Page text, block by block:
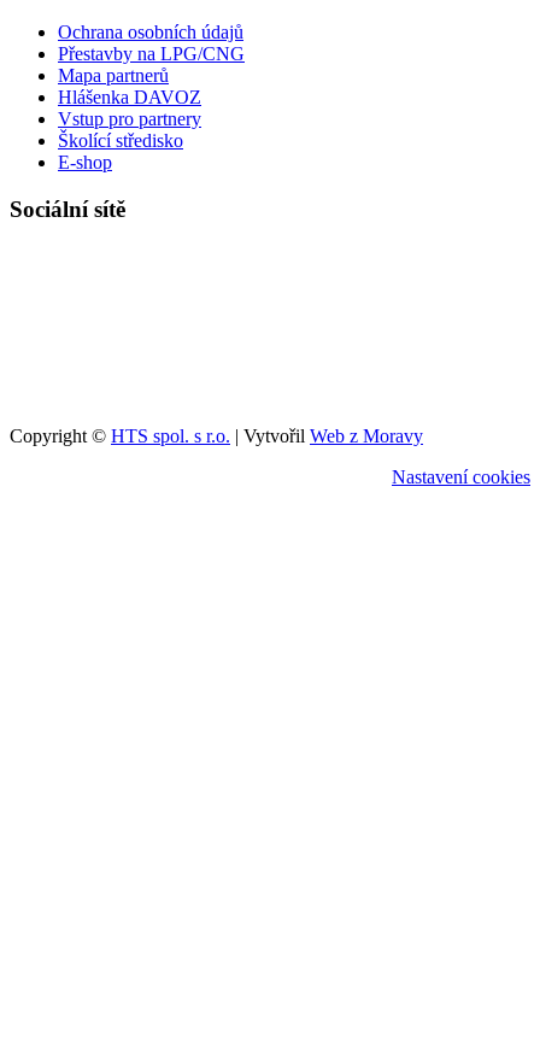
Ochrana osobních údajů
Přestavby na LPG/CNG
Mapa partnerů
Hlášenka DAVOZ
Vstup pro partnery
Školící středisko
E-shop
Sociální sítě
Copyright © HTS spol. s r.o. | Vytvořil Web z Moravy
Nastavení cookies